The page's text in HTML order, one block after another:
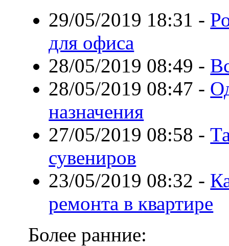
29/05/2019 18:31 -
для офиса
28/05/2019 08:49 -
28/05/2019 08:47 -
назначения
27/05/2019 08:58 -
сувениров
23/05/2019 08:32 -
ремонта в квартире
Более ранние: